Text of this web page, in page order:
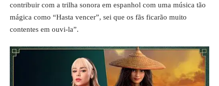
contribuir com a trilha sonora em espanhol com uma música tão
mágica como “Hasta vencer”, sei que os fãs ficarão muito
contentes em ouvi-la”.